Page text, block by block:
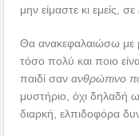
μην είμαστε κι εμείς,
Θα ανακεφαλαιώσω με
τόσο πολύ και ποιο
παιδί σανανθρώπινο
μυστήριο, όχι δηλαδή
διαρκή, ελπιδοφόρα